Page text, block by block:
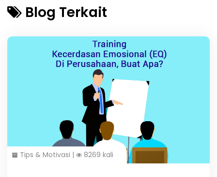
Blog Terkait
Tips & Motivasi | 8269 kali